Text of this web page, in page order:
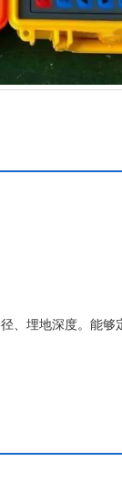
、埋地深度。能